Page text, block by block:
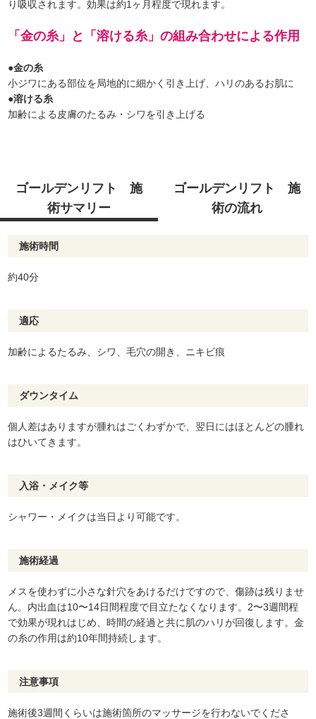
り吸収されます。効果は約1ヶ月程度で現れます。
「金の糸」と「溶ける糸」の組み合わせによる作用
●金の糸
小ジワにある部位を局地的に細かく引き上げ、ハリのあるお肌に
●溶ける糸
加齢による皮膚のたるみ・シワを引き上げる
ゴールデンリフト 施
術サマリー
ゴールデンリフト 施
術の流れ
施術時間
約40分
適応
加齢によるたるみ、シワ、毛穴の開き、ニキビ痕
ダウンタイム
個人差はありますが腫れはごくわずかで、翌日にはほとんどの腫れ
はひいてきます。
入浴・メイク等
シャワー・メイクは当日より可能です。
施術経過
メスを使わずに小さな針穴をあけるだけですので、傷跡は残りませ
ん。内出血は10〜14日間程度で目立たなくなります。2〜3週間程
で効果が現れはじめ、時間の経過と共に肌のハリが回復します。金
の糸の作用は約10年間持続します。
注意事項
施術後3週間くらいは施術箇所のマッサージを行わないでくださ